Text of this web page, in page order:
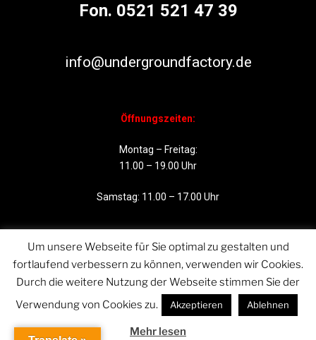
Fon. 0521 521 47 39
info@undergroundfactory.de
Öffnungszeiten:
Montag – Freitag:
11.00 – 19.00 Uhr
Samstag: 11.00 – 17.00 Uhr
Um unsere Webseite für Sie optimal zu gestalten und
fortlaufend verbessern zu können, verwenden wir Cookies.
Durch die weitere Nutzung der Webseite stimmen Sie der
Verwendung von Cookies zu.
Akzeptieren Ablehnen
Mehr lesen